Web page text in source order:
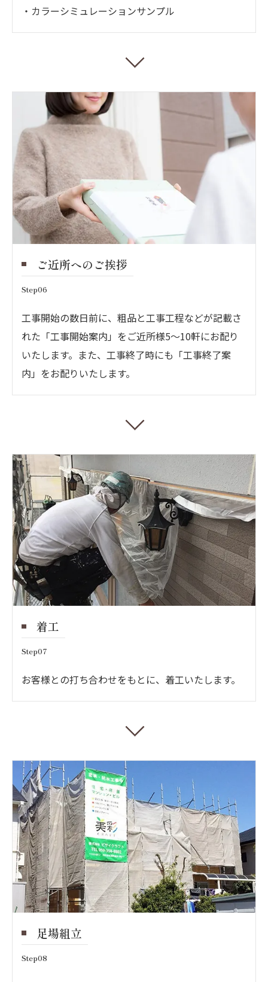
・カラーシミュレーションサンプル
ご近所へのご挨拶
Step06
工事開始の数日前に、粗品と工事工程などが記載さ
れた「工事開始案内」をご近所様5～10軒にお配り
いたします。また、工事終了時にも「工事終了案
内」をお配りいたします。
着工
Step07
お客様との打ち合わせをもとに、着工いたします。
足場組立
Step08